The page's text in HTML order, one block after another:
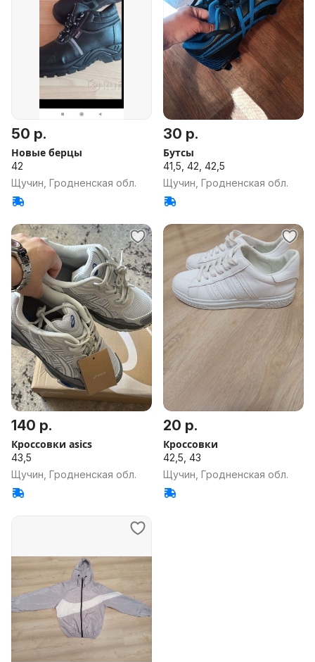
50 р.
Новые берцы
42
Щучин, Гродненская обл.
30 р.
Бутсы
41,5, 42, 42,5
Щучин, Гродненская обл.
140 р.
Кроссовки asics
43,5
Щучин, Гродненская обл.
20 р.
Кроссовки
42,5, 43
Щучин, Гродненская обл.